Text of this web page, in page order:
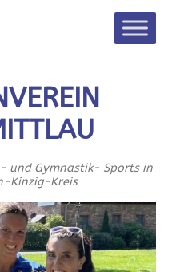
und Gymnastik- Sports in
Kinzig-Kreis